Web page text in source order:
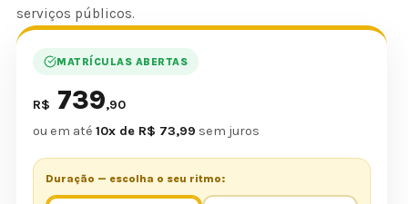
serviços públicos.
MATRÍCULAS ABERTAS
R$ 739,90
ou em até 10x de R$ 73,99 sem juros
Duração — escolha o seu ritmo: